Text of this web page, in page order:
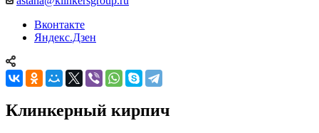
Вконтакте
Яндекс.Дзен
Клинкерный кирпич